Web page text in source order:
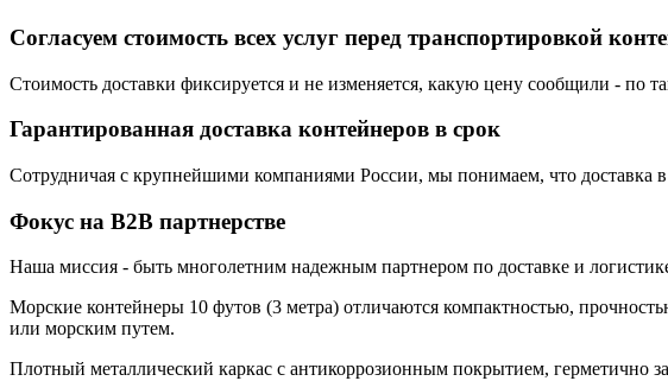
Согласуем стоимость всех услуг перед транспортировкой
Стоимость доставки фиксируется и не изменяется, какую цену сообщили - по
Гарантированная доставка контейнеров в срок
Сотрудничая с крупнейшими компаниями России, мы понимаем, что доставка
Фокус на B2B партнерстве
Наша миссия - быть многолетним надежным партнером по доставке и
Морские контейнеры 10 футов (3 метра) отличаются компактностью,
или морским путем.
Плотный металлический каркас с антикоррозионным покрытием, герметично